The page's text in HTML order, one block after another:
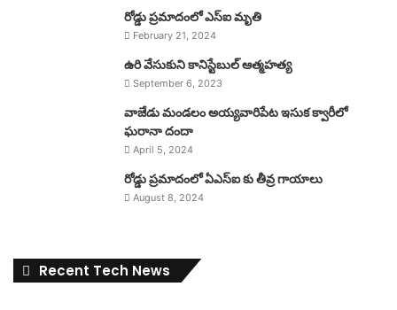
రోడ్డు ప్రమాదంలో ఎస్ఐ మృతి
February 21, 2024
ఉరి వేసుకుని కానిస్టేబుల్ ఆత్మహత్య
September 6, 2023
వాజేడు మండలం అయ్యవారిపేట ఇసుక క్వారీలో
ఘరానా దందా
April 5, 2024
రోడ్డు ప్రమాదంలో ఏఎస్ఐ కు తీవ్ర గాయాలు
August 8, 2024
Recent Tech News